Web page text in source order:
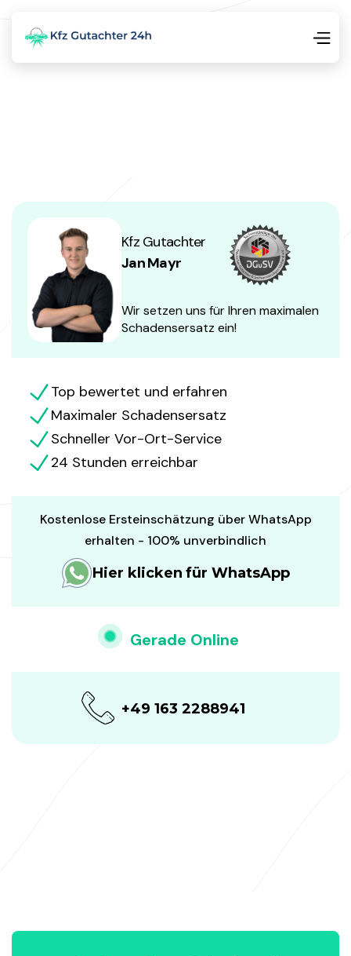
Kfz Gutachter
Jan Mayr
Wir setzen uns für Ihren maximalen
Schadensersatz ein!
Top bewertet und erfahren
Maximaler Schadensersatz
Schneller Vor-Ort-Service
24 Stunden erreichbar
Kostenlose Ersteinschätzung über WhatsApp
erhalten - 100% unverbindlich
Hier klicken für WhatsApp
Gerade Online
+49 163 2288941